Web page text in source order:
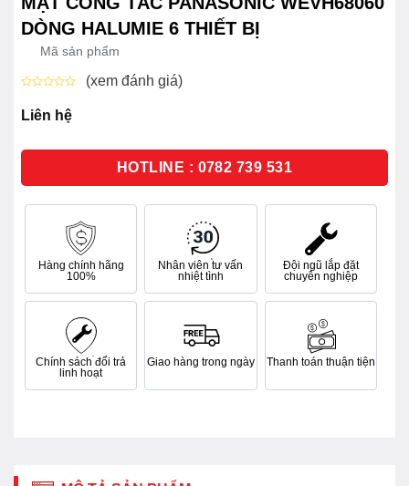
DÒNG HALUMIE 6 THIẾT BỊ
Mã sản phẩm
xếp
hạng
sao
(xem đánh giá)
Liên hệ
HOTLINE : 0782 739 531
Hàng chính hãng
100%
Nhân viên tư vấn
nhiệt tình
Đội ngũ lắp đặt
chuyên nghiệp
Chính sách đổi trả
linh hoạt
Giao hàng trong ngày Thanh toán thuận tiện